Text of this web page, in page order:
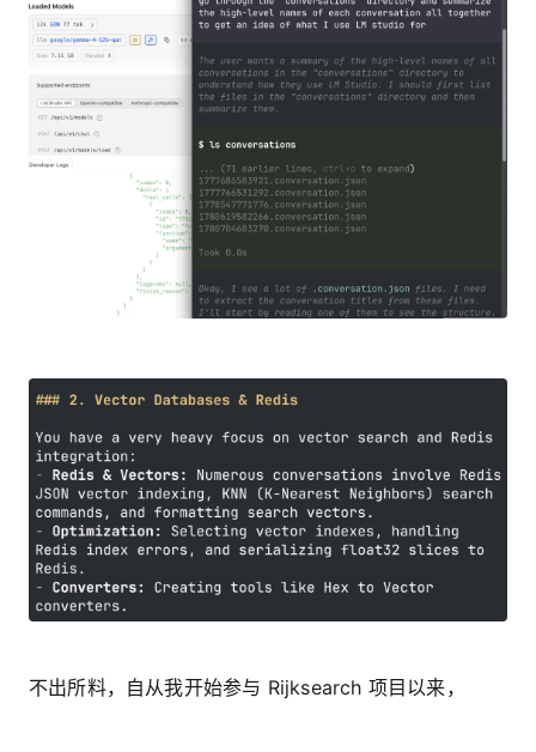
不出所料，自从我开始参与 Rijksearch 项目以来，